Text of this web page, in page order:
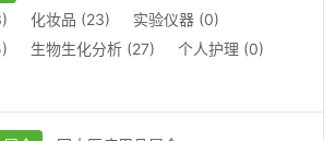
化妆品 (23)
实验仪器 (0)
生物生化分析 (27)
个人护理 (0)